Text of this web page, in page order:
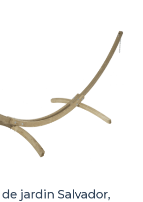
jardin Salvador,